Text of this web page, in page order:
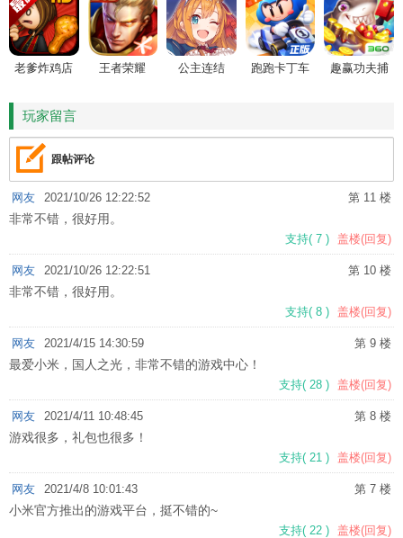
老爹炸鸡店
王者荣耀 公主连结 跑跑卡丁车
趣赢功夫捕
玩家留言
跟帖评论
第 11 楼
网友 2021/10/26 12:22:52
非常不错，很好用。
支持( 7 ) 盖楼(回复)
第 10 楼
网友 2021/10/26 12:22:51
非常不错，很好用。
支持( 8 ) 盖楼(回复)
第 9 楼
网友 2021/4/15 14:30:59
最爱小米，国人之光，非常不错的游戏中心！
支持( 28 ) 盖楼(回复)
第 8 楼
网友 2021/4/11 10:48:45
游戏很多，礼包也很多！
支持( 21 ) 盖楼(回复)
第 7 楼
网友 2021/4/8 10:01:43
小米官方推出的游戏平台，挺不错的~
支持( 22 ) 盖楼(回复)